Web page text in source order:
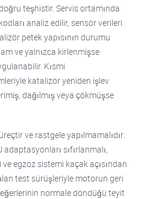
teşhistir. Servis ortamında
analiz edilir, sensör verileri
petek yapısının durumu
ve yalnızca kirlenmişse
Kısmi
katalizör yeniden işlev
dağılmış veya çökmüşse
ve rastgele yapılmamalıdır.
sıfırlanmalı,
egzoz sistemi kaçak açısından
test sürüşleriyle motorun geri
normale döndüğü teyit